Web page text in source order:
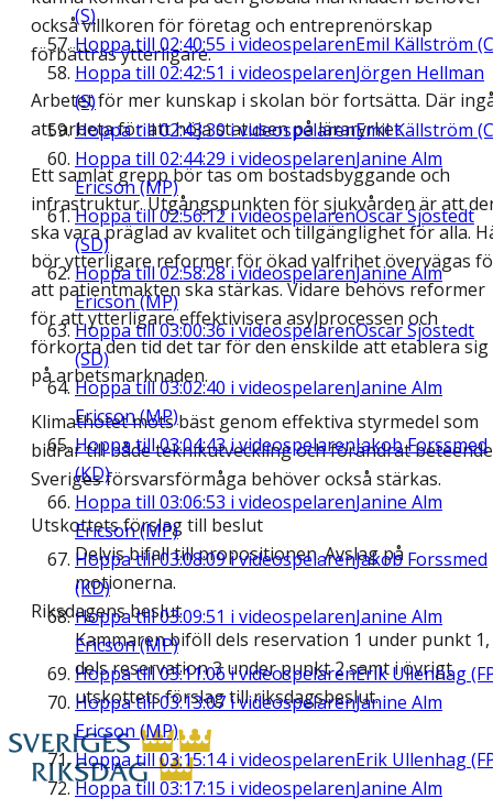
(S)
Hoppa till 02:40:55 i videospelarenEmil Källström
Hoppa till 02:42:51 i videospelarenJörgen Hellman
(S)
Hoppa till02:43:30i videospelarenEmil Källström
Hoppa till 02:44:29 i videospelarenJanine Alm
Ericson (MP)
Hoppa till02:56:12i videospelarenOscar Sjöstedt
(SD)
Hoppa till02:58:28i videospelarenJanine Alm
Ericson (MP)
Hoppa till03:00:36i videospelarenOscar Sjöstedt
(SD)
Hoppa till03:02:40 i videospelarenJanine Alm
Ericson (MP)
Hoppa till03:04:43i videospelarenJakob Forssmed
(KD)
Hoppa till 03:06:53 i videospelarenJanine Alm
Ericson (MP)
Hoppa till03:08:09i videospelarenJakob Forssmed
(KD)
Hoppa till03:09:51 i videospelarenJanine Alm
Ericson (MP)
Hoppa till03:11:06i videospelarenErik Ullenhag
Hoppa till03:13:07i videospelarenJanine Alm
Ericson (MP)
Hoppa till03:15:14i videospelarenErik Ullenhag
Hoppa till 03:17:15 i videospelarenJanine Alm
också villkoren för företag och entreprenörskap
förbättras ytterligare.
Arbetet för mer kunskap i skolan bör fortsätta. Där
att arbeta för att höja statusen på läraryrket.
Ett samlat grepp bör tas om bostadsbyggande och
infrastruktur. Utgångspunkten för sjukvården är att
ska vara präglad av kvalitet och tillgänglighet för alla.
bör ytterligare reformer för ökad valfrihet övervägas
att patientmakten ska stärkas. Vidare behövs reformer
för att ytterligare effektivisera asylprocessen och
förkorta den tid det tar för den enskilde att etablera sig
på arbetsmarknaden.
Klimathotet möts bäst genom effektiva styrmedel som
bidrar till både teknikutveckling och förändrat
Sveriges försvarsförmåga behöver också stärkas.
Utskottets förslag till beslut
Delvis bifall till propositionen. Avslag på
motionerna.
Riksdagens beslut
Kammaren biföll dels reservation 1 under punkt 1,
dels reservation 3 under punkt 2 samt i övrigt
utskottets förslag till riksdagsbeslut.